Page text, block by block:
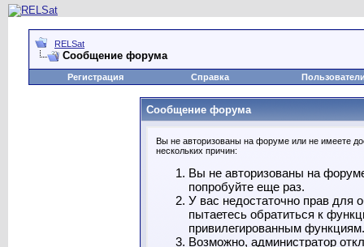
RELSat
Сообщение форума
Регистрация Справка
Сообщение форума
Вы не авторизованы на форуме или не имеете
нескольких причин:
Вы не авторизованы на
попробуйте еще раз.
У вас недостаточно прав для
пытаетесь обратиться к
привилегированным функциям.
Возможно, администратор